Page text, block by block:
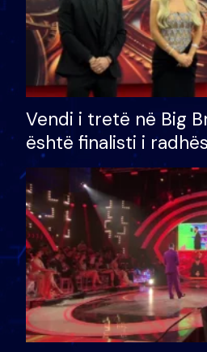
Vendi i tretë në Big
është finalisti i